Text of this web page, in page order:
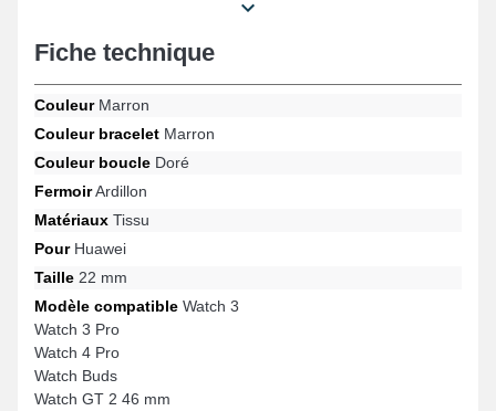
Fiche technique
CouleurMarron
Couleur bracelet Marron
Couleur boucle Doré
FermoirArdillon
Matériaux Tissu
PourHuawei
Taille 22 mm
Modèle compatible Watch 3
Watch 3 Pro
Watch 4 Pro
Watch Buds
Watch GT 2 46 mm